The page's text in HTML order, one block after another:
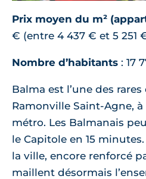
Prix moyen du m²
€ (entre 4 437 € et 5 251
Nombre d’habitants : 17
Balma est l’une des
Ramonville Saint-Agne,
métro. Les Balmanais
le Capitole en 15
la ville, encore renforcé
maillent désormais